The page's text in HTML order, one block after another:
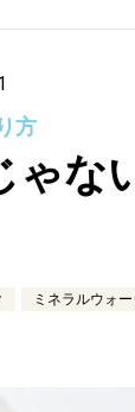
方
ゃな
ミネラルウォ